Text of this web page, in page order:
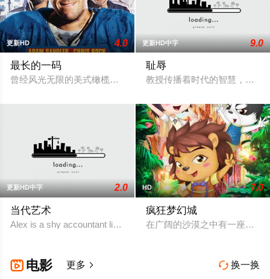
更新HD 4.0
最长的一码
曾经风光无限的美式橄榄球四分位选手保罗·克洛伊（亚当·桑德
更新HD中字 9.0
耻辱
教授传播着时代的智慧，但并
更新HD中字 2.0
当代艺术
Alex is a shy accountant living in London. He is reluct
HD 7.0
疯狂梦幻城
在广阔的沙漠之中有一座神秘
 换一换
 电影 更多 